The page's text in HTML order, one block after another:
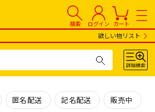
検索 ログイン カート
欲しい物リスト
匿名配送 記名配送 販売中